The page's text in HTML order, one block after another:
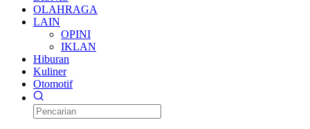
OLAHRAGA
LAIN
OPINI
IKLAN
Hiburan
Kuliner
Otomotif